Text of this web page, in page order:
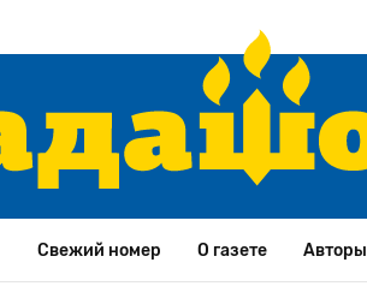
Свежий номер О газете Авторы